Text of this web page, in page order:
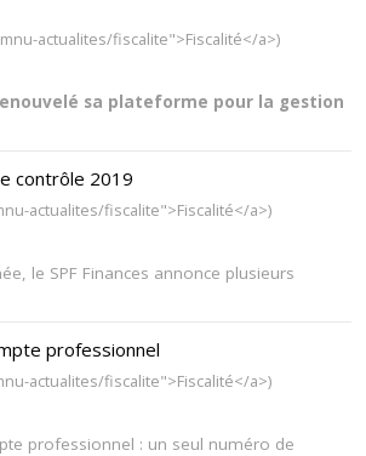
actualites/fiscalite">Fiscalité</a>)
sa plateforme pour la gestion
contrôle 2019
actualites/fiscalite">Fiscalité</a>)
le SPF Finances annonce plusieurs
professionnel
actualites/fiscalite">Fiscalité</a>)
professionnel : un seul numéro de